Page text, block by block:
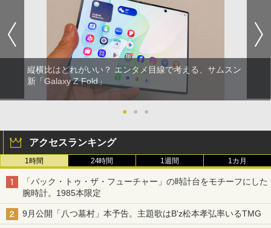
縦横比はどれがいい？ エンタメ目線で考える、サムスン
新「Galaxy Z Fold」
● ● ●
アクセスランキング
1時間 24時間 1週間 1カ月
「バック・トゥ・ザ・フューチャー」の時計台をモチーフにした
腕時計。1985本限定
9月公開「八つ墓村」本予告。主題歌はB'z松本孝弘率いるTMG